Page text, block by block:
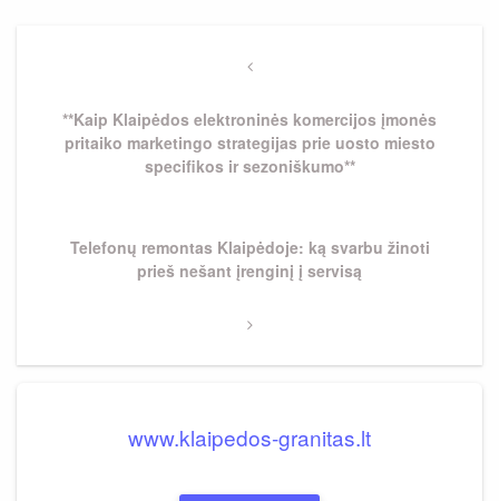
Previous
**Kaip Klaipėdos elektroninės komercijos įmonės
pritaiko marketingo strategijas prie uosto miesto
specifikos ir sezoniškumo**
Next
Telefonų remontas Klaipėdoje: ką svarbu žinoti
prieš nešant įrenginį į servisą
www.klaipedos-granitas.lt